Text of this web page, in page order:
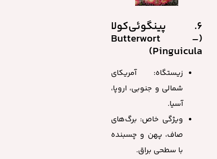
6. پینگوئی‌کولا
(Butterwort –
Pinguicula)
زیستگاه: آمریکای
شمالی و جنوبی، اروپا،
آسیا.
ویژگی خاص: برگ‌های
صاف، پهن و چسبنده
با سطحی براق.